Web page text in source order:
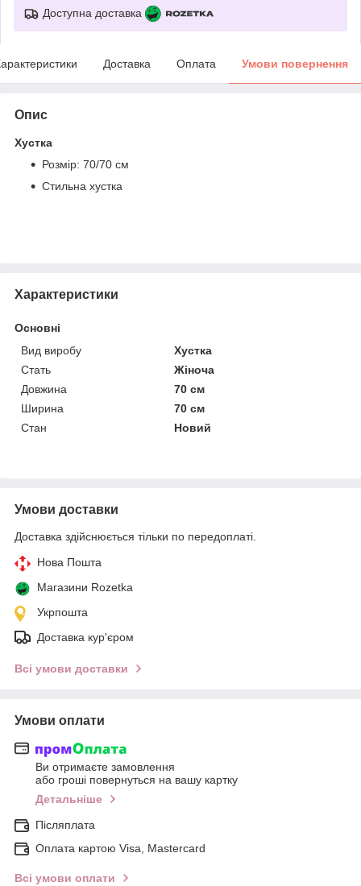
Доступна доставка
Доставка Оплата Умови повернення
Опис
Хустка
Розмір: 70/70 см
Стильна хустка
Характеристики
Основні
Вид виробу
Хустка
Стать
Жіноча
Довжина
70 см
Ширина
70 см
Стан
Новий
Умови доставки
Доставка здійснюється тільки по передоплаті.
Нова Пошта
Магазини Rozetka
Укрпошта
Доставка кур'єром
Всі умови доставки
Умови оплати
Ви отримаєте замовлення
або гроші повернуться на вашу картку
Детальніше
Післяплата
Оплата картою Visa, Mastercard
Всі умови оплати